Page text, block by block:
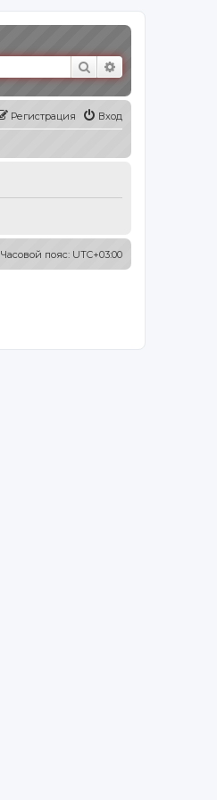
Поиск
Вход
Регистрация
Часовой пояс: UTC+03:00